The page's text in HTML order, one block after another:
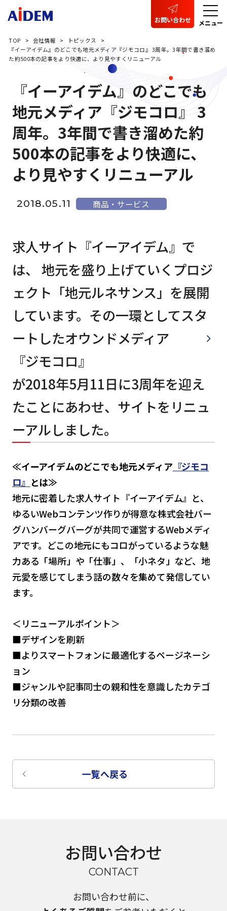
お問い合わせ メニュー
TOP 会社情報
トピックス
『イーアイデム』のどこでも地元メディア『ジモコロ』 3周年。3年間で書き溜め
た約500本の記事をより快適に、より見やすくリニューアル
『イーアイデム』のどこでも
地元メディア『ジモコロ』 3
周年。3年間で書き溜めた約
500本の記事をより快適に、
より見やすくリニューアル
2018.05.11 商品・サービス
求人サイト『イーアイデム』で
は、 地元を盛り上げていくプロジ
ェクト「地元ルネサンス」を展開
しています。その一環としてスタ
ートしたオウンドメディア
『ジモコロ』
が2018年5月11日に3周年を迎え
たことにあわせ、サイトをリニュ
ーアルしました。
≪イーアイデムのどこでも地元メディア 『ジモコ
ロ』 とは≫
地元に密着した求人サイト『イーアイデム』と、
ゆるいWebコンテンツ作りが得意な株式会社バー
グハンバーグバーグが共同で運営するWebメディ
アです。どこの地元にもコロがっているような魅
力ある「場所」や「仕事」、「小ネタ」など、地
元愛を感じてしまう話の数々を集めて発信してい
ます。
＜リニューアルポイント＞
■デザインを刷新
■よりスマートフォンに最適化するページネーシ
ョン
■ジャンルや記事同士の親和性を意識したカテゴ
リ分類の改善
一覧へ戻る
お問い合わせ
CONTACT
お問い合わせ前に、